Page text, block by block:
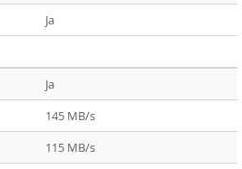
Ja
Ja
145 MB/s
115 MB/s